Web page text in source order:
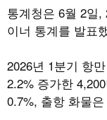
통계청은 6월 2일,
이너 통계를 발표
2026년 1분기 항
2.2% 증가한 4,200
0.7%, 출항 화물은